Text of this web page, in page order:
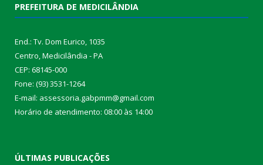
PREFEITURA DE MEDICILÂNDIA
End.: Tv. Dom Eurico, 1035
Centro, Medicilândia - PA
CEP: 68145-000
Fone: (93) 3531-1264
E-mail: assessoria.gabpmm@gmail.com
Horário de atendimento: 08:00 às 14:00
ÚLTIMAS PUBLICAÇÕES